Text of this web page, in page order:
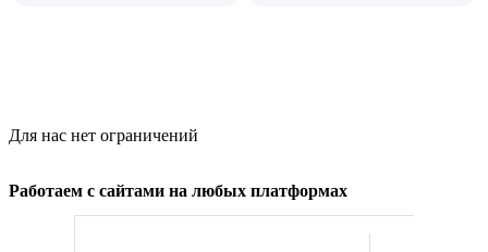
Для нас нет ограничений
Работаем с сайтами на любых платформах